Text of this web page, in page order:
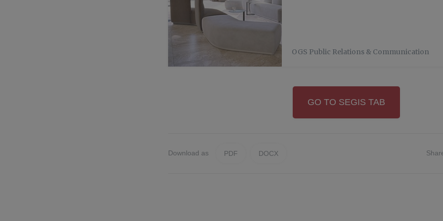
OGS Public Relations & Communication
GO TO SEGIS TAB
Download as PDF DOCX